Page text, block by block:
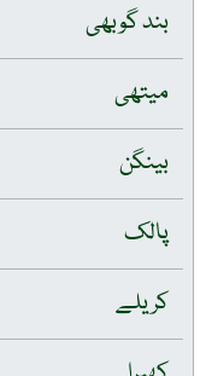
بند گوبھی
میتھی
بینگن
پالک
کریلے